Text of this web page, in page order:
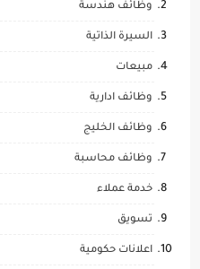
وظائف هندسة
السيرة الذاتية
مبيعات
وظائف ادارية
وظائف الخليج
وظائف محاسبة
خدمة عملاء
تسويق
اعلانات حكومية